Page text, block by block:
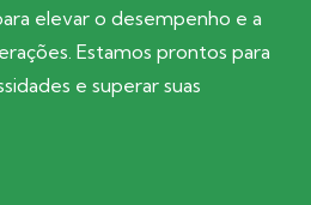
elevar o desempenho e a
Estamos prontos para
e superar suas